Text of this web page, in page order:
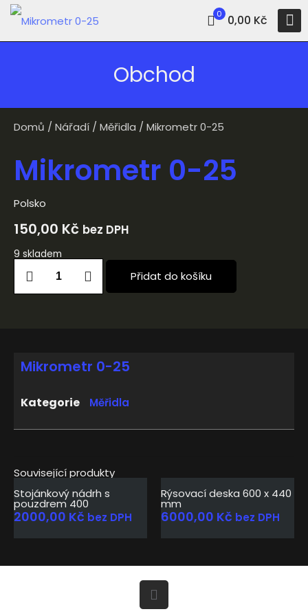
0 0,00 Kč
Obchod
Domů / Nářadí / Měřidla / Mikrometr 0-25
Mikrometr 0-25
Polsko
150,00 Kč bez DPH
9 skladem
Přidat do košíku
Související produkty
Stojánkový nádrh s
pouzdrem 400
2000,00 Kč bez DPH
Rýsovací deska 600 x 440
mm
6000,00 Kč bez DPH
Mikrometr 0-25
Kategorie Měřidla